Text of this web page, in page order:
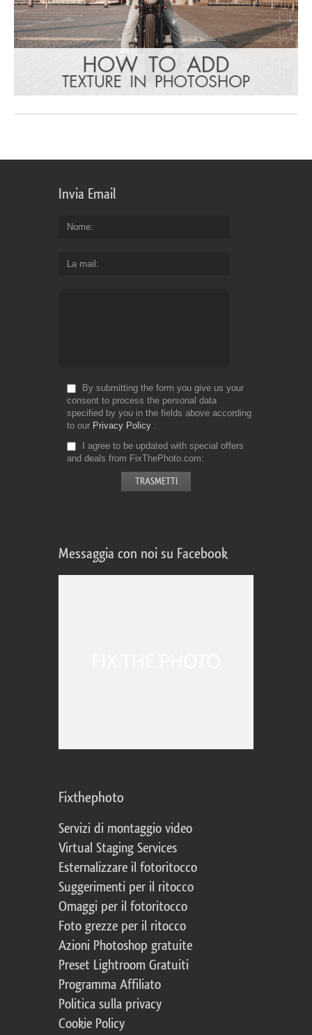
Invia Email
Nome
La mail
By submitting the form you give us your
consent to process the personal data
specified by you in the fields above according
to our Privacy Policy
I agree to be updated with special offers
and deals from FixThePhoto.com
Messaggia con noi su Facebook
Fixthephoto
Servizi di montaggio video
Virtual Staging Services
Esternalizzare il fotoritocco
Suggerimenti per il ritocco
Omaggi per il fotoritocco
Foto grezze per il ritocco
Azioni Photoshop gratuite
Preset Lightroom Gratuiti
Programma Affiliato
Politica sulla privacy
Cookie Policy